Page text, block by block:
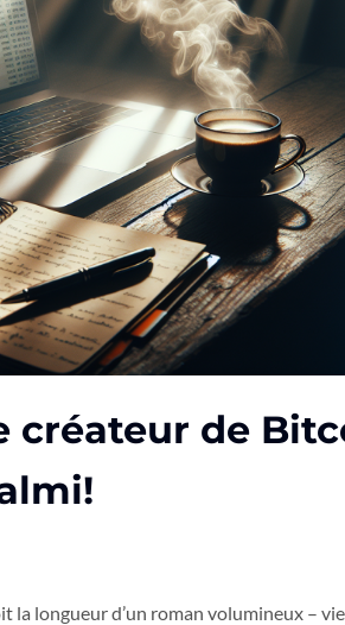
créateur de
la longueur d’un roman volumineux –